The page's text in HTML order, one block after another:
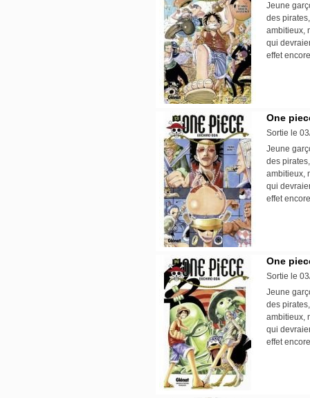
Jeune
des
ambitieux,
qui
effet
One
Sortie le
Jeune
des
ambitieux,
qui
effet
One
Sortie le
Jeune
des
ambitieux,
qui
effet